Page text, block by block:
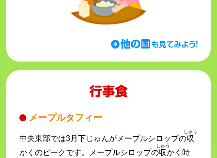
メープルタフィー
中央東部では3月下じゅんがメープルシロップの収
しゅう
かくのピークです。メープルシロップの収
しゅう
かく時